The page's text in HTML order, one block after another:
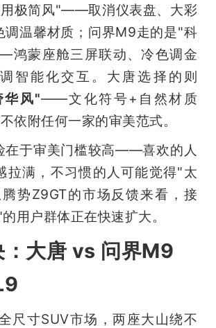
极简风"——取消仪表盘、大彩
调温馨材质；问界M9走的是"科
蒙座舱三屏联动、冷色调金
智能化交互。大唐选择的则
华风"——文化符号+自然材质
依附任何一家的审美范式。
在于审美门槛较高——喜欢的人
拉满，不习惯的人可能觉得"太
势Z9GT的市场反馈来看，接
用户群体正在快速扩大。
：大唐 vs 问界M9
尺寸SUV市场，两座大山绕不